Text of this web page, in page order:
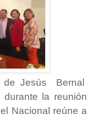
de Jesús Bernal
la reunión
Nacional reúne a